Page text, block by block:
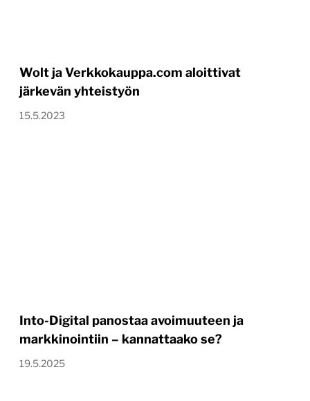
Wolt ja Verkkokauppa.com aloittivat
järkevän yhteistyön
15.5.2023
Into-Digital panostaa avoimuuteen ja
markkinointiin – kannattaako se?
19.5.2025